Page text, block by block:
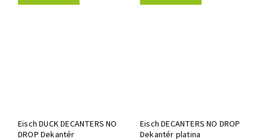
Eisch DUCK DECANTERS NO
DROP Dekantér
Eisch DECANTERS NO DROP
Dekantér platina